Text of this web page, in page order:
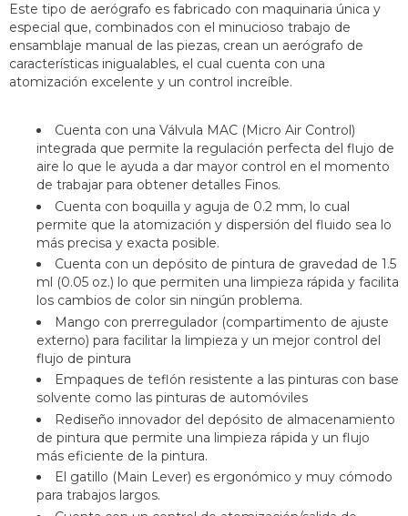
Este tipo de aerógrafo es fabricado con maquinaria única y
especial que, combinados con el minucioso trabajo de
ensamblaje manual de las piezas, crean un aerógrafo de
características inigualables, el cual cuenta con una
atomización excelente y un control increíble.
Cuenta con una Válvula MAC (Micro Air Control)
integrada que permite la regulación perfecta del flujo de
aire lo que le ayuda a dar mayor control en el momento
de trabajar para obtener detalles Finos.
Cuenta con boquilla y aguja de 0.2 mm, lo cual
permite que la atomización y dispersión del fluido sea lo
más precisa y exacta posible.
Cuenta con un depósito de pintura de gravedad de 1.5
ml (0.05 oz.) lo que permiten una limpieza rápida y facilita
los cambios de color sin ningún problema.
Mango con prerregulador (compartimento de ajuste
externo) para facilitar la limpieza y un mejor control del
flujo de pintura
Empaques de teflón resistente a las pinturas con base
solvente como las pinturas de automóviles
Rediseño innovador del depósito de almacenamiento
de pintura que permite una limpieza rápida y un flujo
más eficiente de la pintura.
El gatillo (Main Lever) es ergonómico y muy cómodo
para trabajos largos.